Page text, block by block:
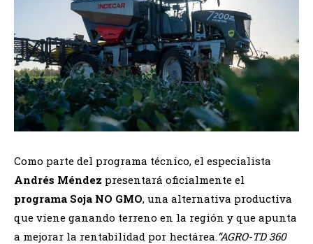
Como parte del programa técnico, el especialista
Andrés Méndez presentará oficialmente el
programa Soja NO GMO, una alternativa productiva
que viene ganando terreno en la región y que apunta
a mejorar la rentabilidad por hectárea.“AGRO-TD 360